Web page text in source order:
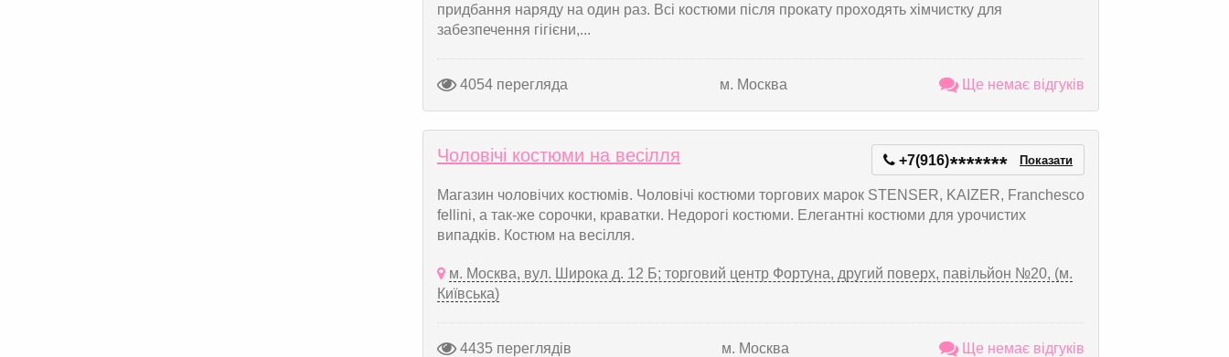
придбання наряду на один раз. Всі костюми після прокату проходять хімчистку для
забезпечення гігієни,...
4054 перегляда м. Москва Ще немає відгуків
Чоловічі костюми на весілля +7(916)******* Показати
Магазин чоловічих костюмів. Чоловічі костюми торгових марок STENSER, KAIZER, Franchesco
fellini, а так-же сорочки, краватки. Недорогі костюми. Елегантні костюми для урочистих
випадків. Костюм на весілля.
м. Москва, вул. Широка д. 12 Б; торговий центр Фортуна, другий поверх, павільйон №20, (м.
Київська)
4435 переглядів м. Москва Ще немає відгуків